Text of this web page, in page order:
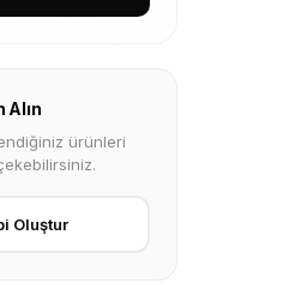
Alın
ürünleri
Oluştur